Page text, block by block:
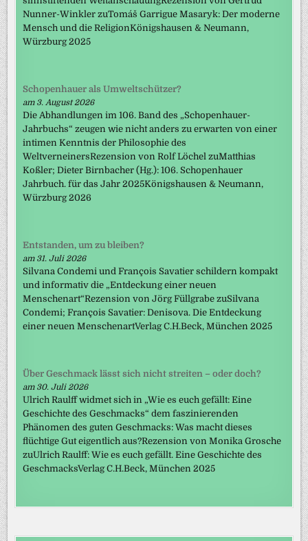
Nunner-Winkler zuTomáš Garrigue Masaryk: Der moderne
Mensch und die ReligionKönigshausen & Neumann,
Würzburg 2025
Schopenhauer als Umweltschützer?
am 3. August 2026
Die Abhandlungen im 106. Band des „Schopenhauer-
Jahrbuchs“ zeugen wie nicht anders zu erwarten von einer
intimen Kenntnis der Philosophie des
WeltverneinersRezension von Rolf Löchel zuMatthias
Koßler; Dieter Birnbacher (Hg.): 106. Schopenhauer
Jahrbuch. für das Jahr 2025Königshausen & Neumann,
Würzburg 2026
Entstanden, um zu bleiben?
am 31. Juli 2026
Silvana Condemi und François Savatier schildern kompakt
und informativ die „Entdeckung einer neuen
Menschenart“Rezension von Jörg Füllgrabe zuSilvana
Condemi; François Savatier: Denisova. Die Entdeckung
einer neuen MenschenartVerlag C.H.Beck, München 2025
Über Geschmack lässt sich nicht streiten – oder doch?
am 30. Juli 2026
Ulrich Raulff widmet sich in „Wie es euch gefällt: Eine
Geschichte des Geschmacks“ dem faszinierenden
Phänomen des guten Geschmacks: Was macht dieses
flüchtige Gut eigentlich aus?Rezension von Monika Grosche
zuUlrich Raulff: Wie es euch gefällt. Eine Geschichte des
GeschmacksVerlag C.H.Beck, München 2025